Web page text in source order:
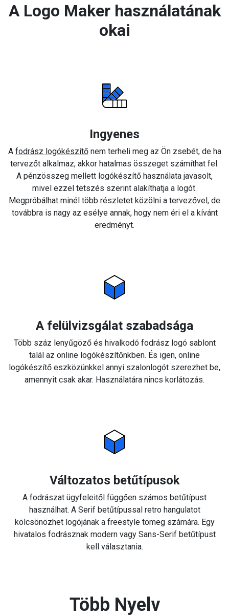
A Logo Maker használatának
okai
Ingyenes
A fodrász logókészítőnem terheli meg az Ön zsebét, de ha
tervezőt alkalmaz, akkor hatalmas összeget számíthat fel.
A pénzösszeg mellett logókészítő használata javasolt,
mivel ezzel tetszés szerint alakíthatja a logót.
Megpróbálhat minél több részletet közölni a tervezővel, de
továbbra is nagy az esélye annak, hogy nem éri el a kívánt
eredményt.
A felülvizsgálat szabadsága
Több száz lenyűgöző és hivalkodó fodrász logó sablont
talál az online logókészítőnkben. És igen, online
logókészítő eszközünkkel annyi szalonlogót szerezhet be,
amennyit csak akar. Használatára nincs korlátozás.
Változatos betűtípusok
A fodrászat ügyfeleitől függően számos betűtípust
használhat. A Serif betűtípussal retro hangulatot
kölcsönözhet logójának a freestyle tömeg számára. Egy
hivatalos fodrásznak modern vagy Sans-Serif betűtípust
kell választania.
Több Nyelv